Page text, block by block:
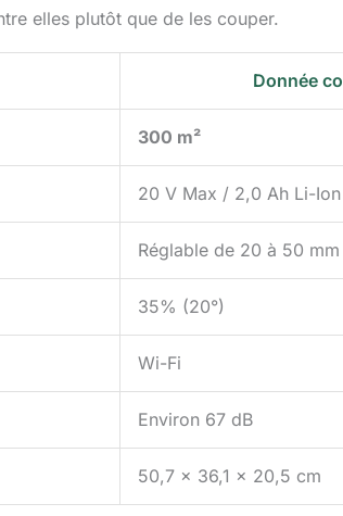
elles plutôt que de les couper.
Donnée
300 m²
20 V Max / 2,0 Ah Li-Ion
Réglable de 20 à 50 mm
35% (20°)
Wi-Fi
Environ 67 dB
50,7 x 36,1 x 20,5 cm